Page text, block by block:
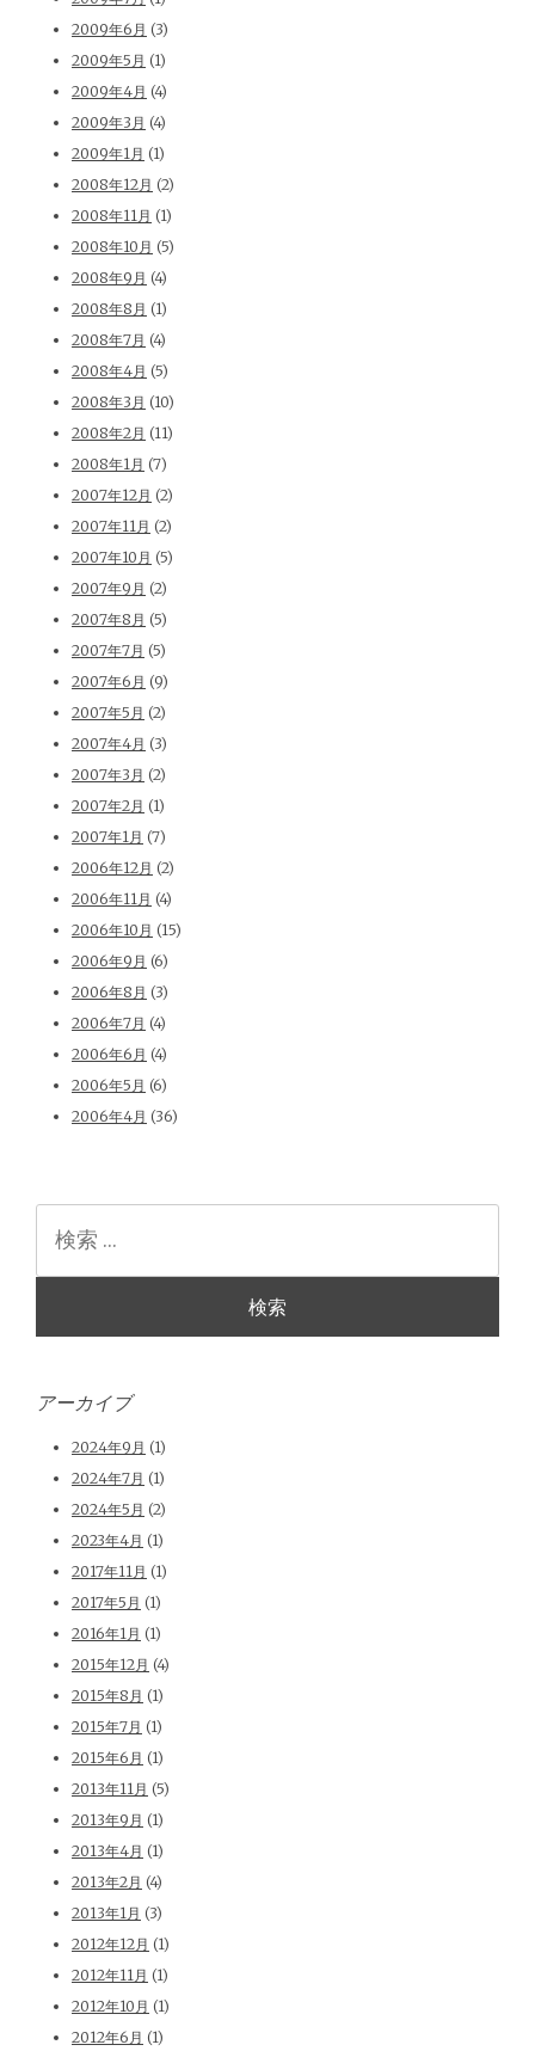
2009年6月 (3)
2009年5月 (1)
2009年4月 (4)
2009年3月 (4)
2009年1月 (1)
2008年12月 (2)
2008年11月 (1)
2008年10月 (5)
2008年9月 (4)
2008年8月 (1)
2008年7月 (4)
2008年4月 (5)
2008年3月 (10)
2008年2月 (11)
2008年1月 (7)
2007年12月 (2)
2007年11月 (2)
2007年10月 (5)
2007年9月 (2)
2007年8月 (5)
2007年7月 (5)
2007年6月 (9)
2007年5月 (2)
2007年4月 (3)
2007年3月 (2)
2007年2月 (1)
2007年1月 (7)
2006年12月 (2)
2006年11月 (4)
2006年10月 (15)
2006年9月 (6)
2006年8月 (3)
2006年7月 (4)
2006年6月 (4)
2006年5月 (6)
2006年4月 (36)
アーカイブ
2024年9月 (1)
2024年7月 (1)
2024年5月 (2)
2023年4月 (1)
2017年11月 (1)
2017年5月 (1)
2016年1月 (1)
2015年12月 (4)
2015年8月 (1)
2015年7月 (1)
2015年6月 (1)
2013年11月 (5)
2013年9月 (1)
2013年4月 (1)
2013年2月 (4)
2013年1月 (3)
2012年12月 (1)
2012年11月 (1)
2012年10月 (1)
2012年6月 (1)